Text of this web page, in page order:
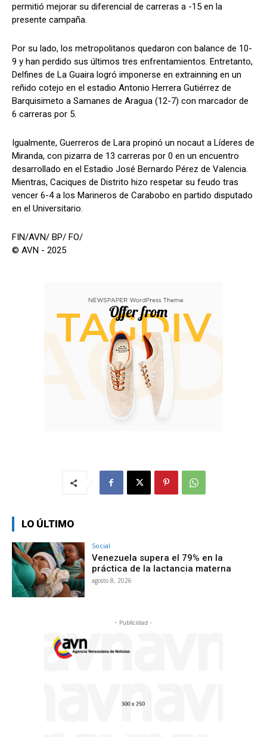
permitió mejorar su diferencial de carreras a -15 en la
presente campaña.
Por su lado, los metropolitanos quedaron con balance de 10-
9 y han perdido sus últimos tres enfrentamientos. Entretanto,
Delfines de La Guaira logró imponerse en extrainning en un
reñido cotejo en el estadio Antonio Herrera Gutiérrez de
Barquisimeto a Samanes de Aragua (12-7) con marcador de
6 carreras por 5.
Igualmente, Guerreros de Lara propinó un nocaut a Líderes de
Miranda, con pizarra de 13 carreras por 0 en un encuentro
desarrollado en el Estadio José Bernardo Pérez de Valencia.
Mientras, Caciques de Distrito hizo respetar su feudo tras
vencer 6-4 a los Marineros de Carabobo en partido disputado
en el Universitario.
FIN/AVN/ BP/ FO/
© AVN - 2025
LO ÚLTIMO
Social
Venezuela supera el 79% en la
práctica de la lactancia materna
agosto 8, 2026
- Publicidad -